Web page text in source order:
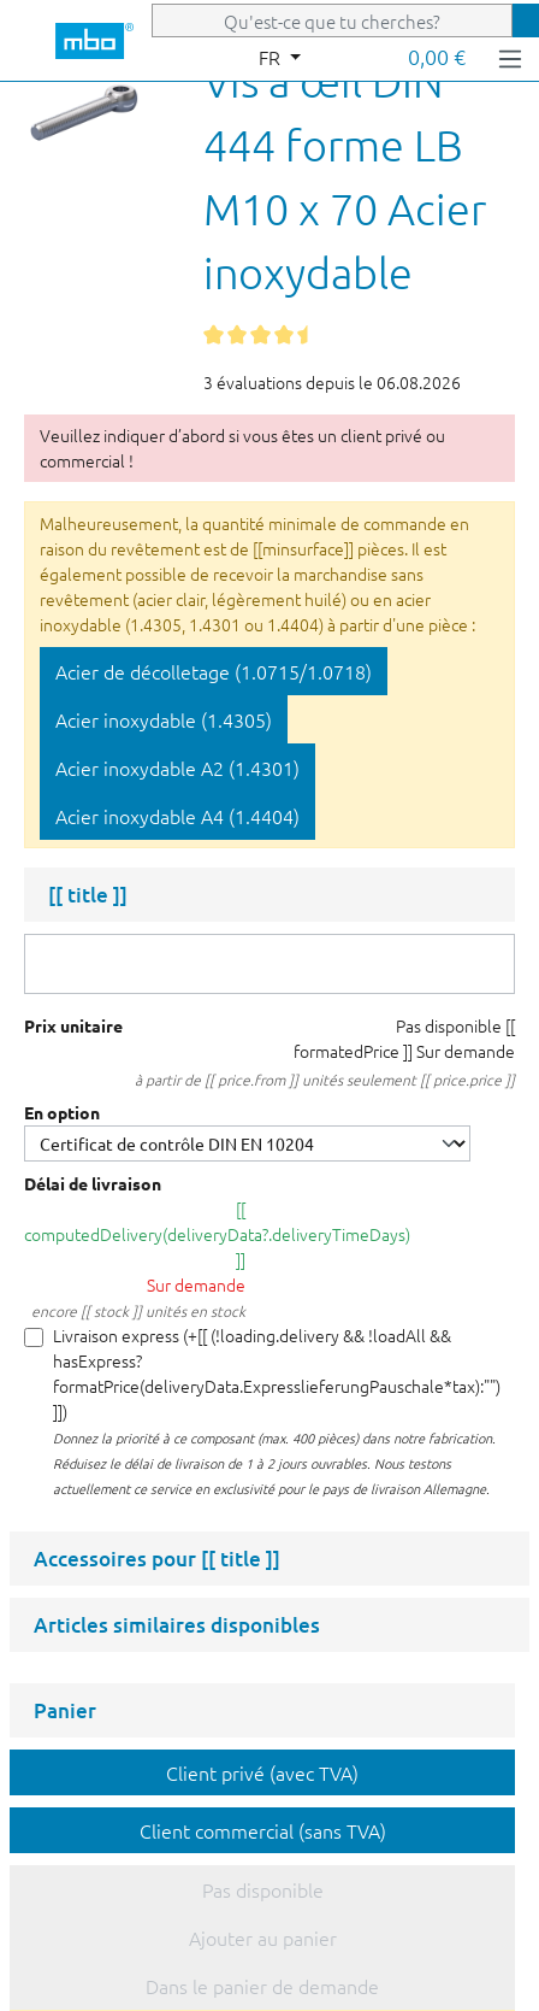
Passer au contenu principal
FR 0,00 €
Vis à œil DIN
444 forme LB
M10 x 70 Acier
inoxydable
3 évaluations depuis le 06.08.2026
Veuillez indiquer d’abord si vous êtes un client privé ou
commercial !
Malheureusement, la quantité minimale de commande en
raison du revêtement est de [[minsurface]] pièces. Il est
également possible de recevoir la marchandise sans
revêtement (acier clair, légèrement huilé) ou en acier
inoxydable (1.4305, 1.4301 ou 1.4404) à partir d'une pièce :
Acier de décolletage (1.0715/1.0718)
Acier inoxydable (1.4305)
Acier inoxydable A2 (1.4301)
Acier inoxydable A4 (1.4404)
[[ title ]]
Prix unitaire Pas disponible [[
formatedPrice ]] Sur demande
à partir de [[ price.from ]] unités seulement [[ price.price ]]
En option
Délai de livraison
[[
computedDelivery(deliveryData?.deliveryTimeDays)
]]
Sur demande
encore [[ stock ]] unités en stock
Livraison express (+[[ (!loading.delivery && !loadAll &&
hasExpress?
formatPrice(deliveryData.ExpresslieferungPauschale*tax):"")
]])
Donnez la priorité à ce composant (max. 400 pièces) dans notre fabrication.
Réduisez le délai de livraison de 1 à 2 jours ouvrables. Nous testons
actuellement ce service en exclusivité pour le pays de livraison Allemagne.
Accessoires pour [[ title ]]
Articles similaires disponibles
Panier
Client privé (avec TVA)
Client commercial (sans TVA)
Pas disponible
Ajouter au panier
Dans le panier de demande